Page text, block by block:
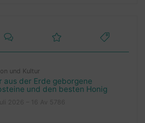
und Kultur
aus der Erde geborgene
und den besten Honig